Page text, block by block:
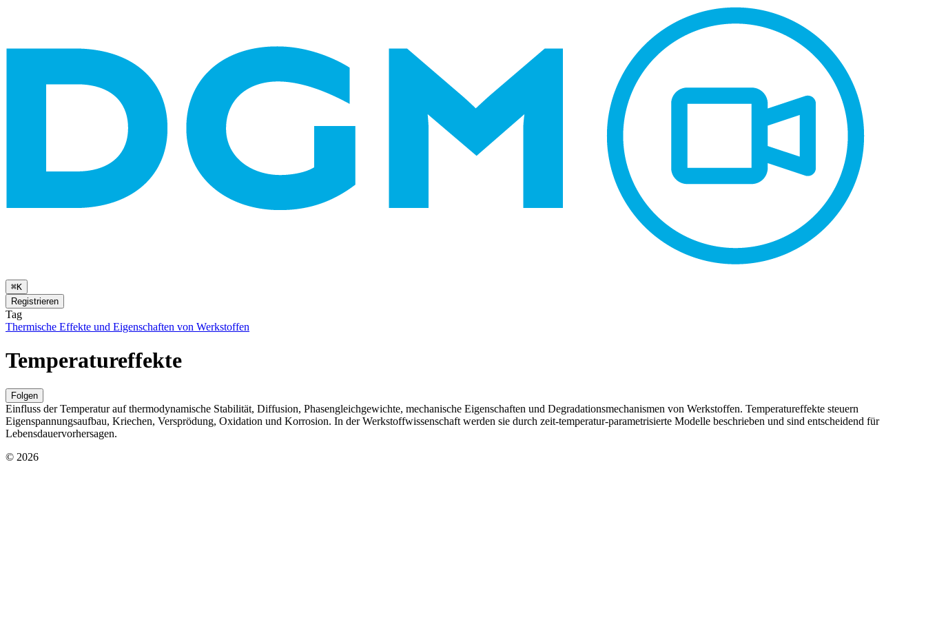
⌘K
Registrieren
Tag
Thermische Effekte und Eigenschaften von Werkstoffen
Temperatureffekte
Folgen
Einfluss der Temperatur auf thermodynamische Stabilität, Diffusion, Phasengleichgewichte, mechanische Eigenschaften und Degradationsmechanismen von Werkstoffen. Temperatureffekte steuern
Eigenspannungsaufbau, Kriechen, Versprödung, Oxidation und Korrosion. In der Werkstoffwissenschaft werden sie durch zeit‑temperatur‑parametrisierte Modelle beschrieben und sind entscheidend für
Lebensdauervorhersagen.
© 2026